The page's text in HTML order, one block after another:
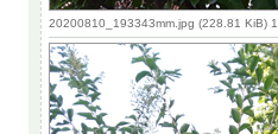
20200810_193343mm.jpg (228.81 KiB)